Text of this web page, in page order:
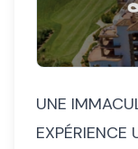
UNE
EXPÉRIENCE